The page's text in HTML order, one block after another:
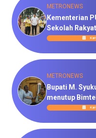
METRONEWS
Kementerian
Sekolah
METRONEWS
Bupati M.
menutup